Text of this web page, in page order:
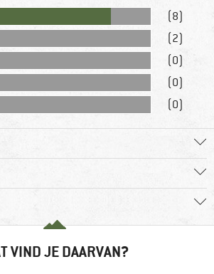
(8)
(2)
(0)
(0)
(0)
VIND JE DAARVAN?